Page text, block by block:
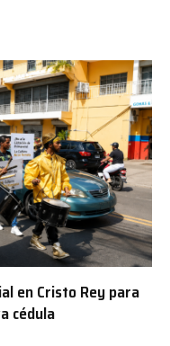
en Cristo Rey para
cédula